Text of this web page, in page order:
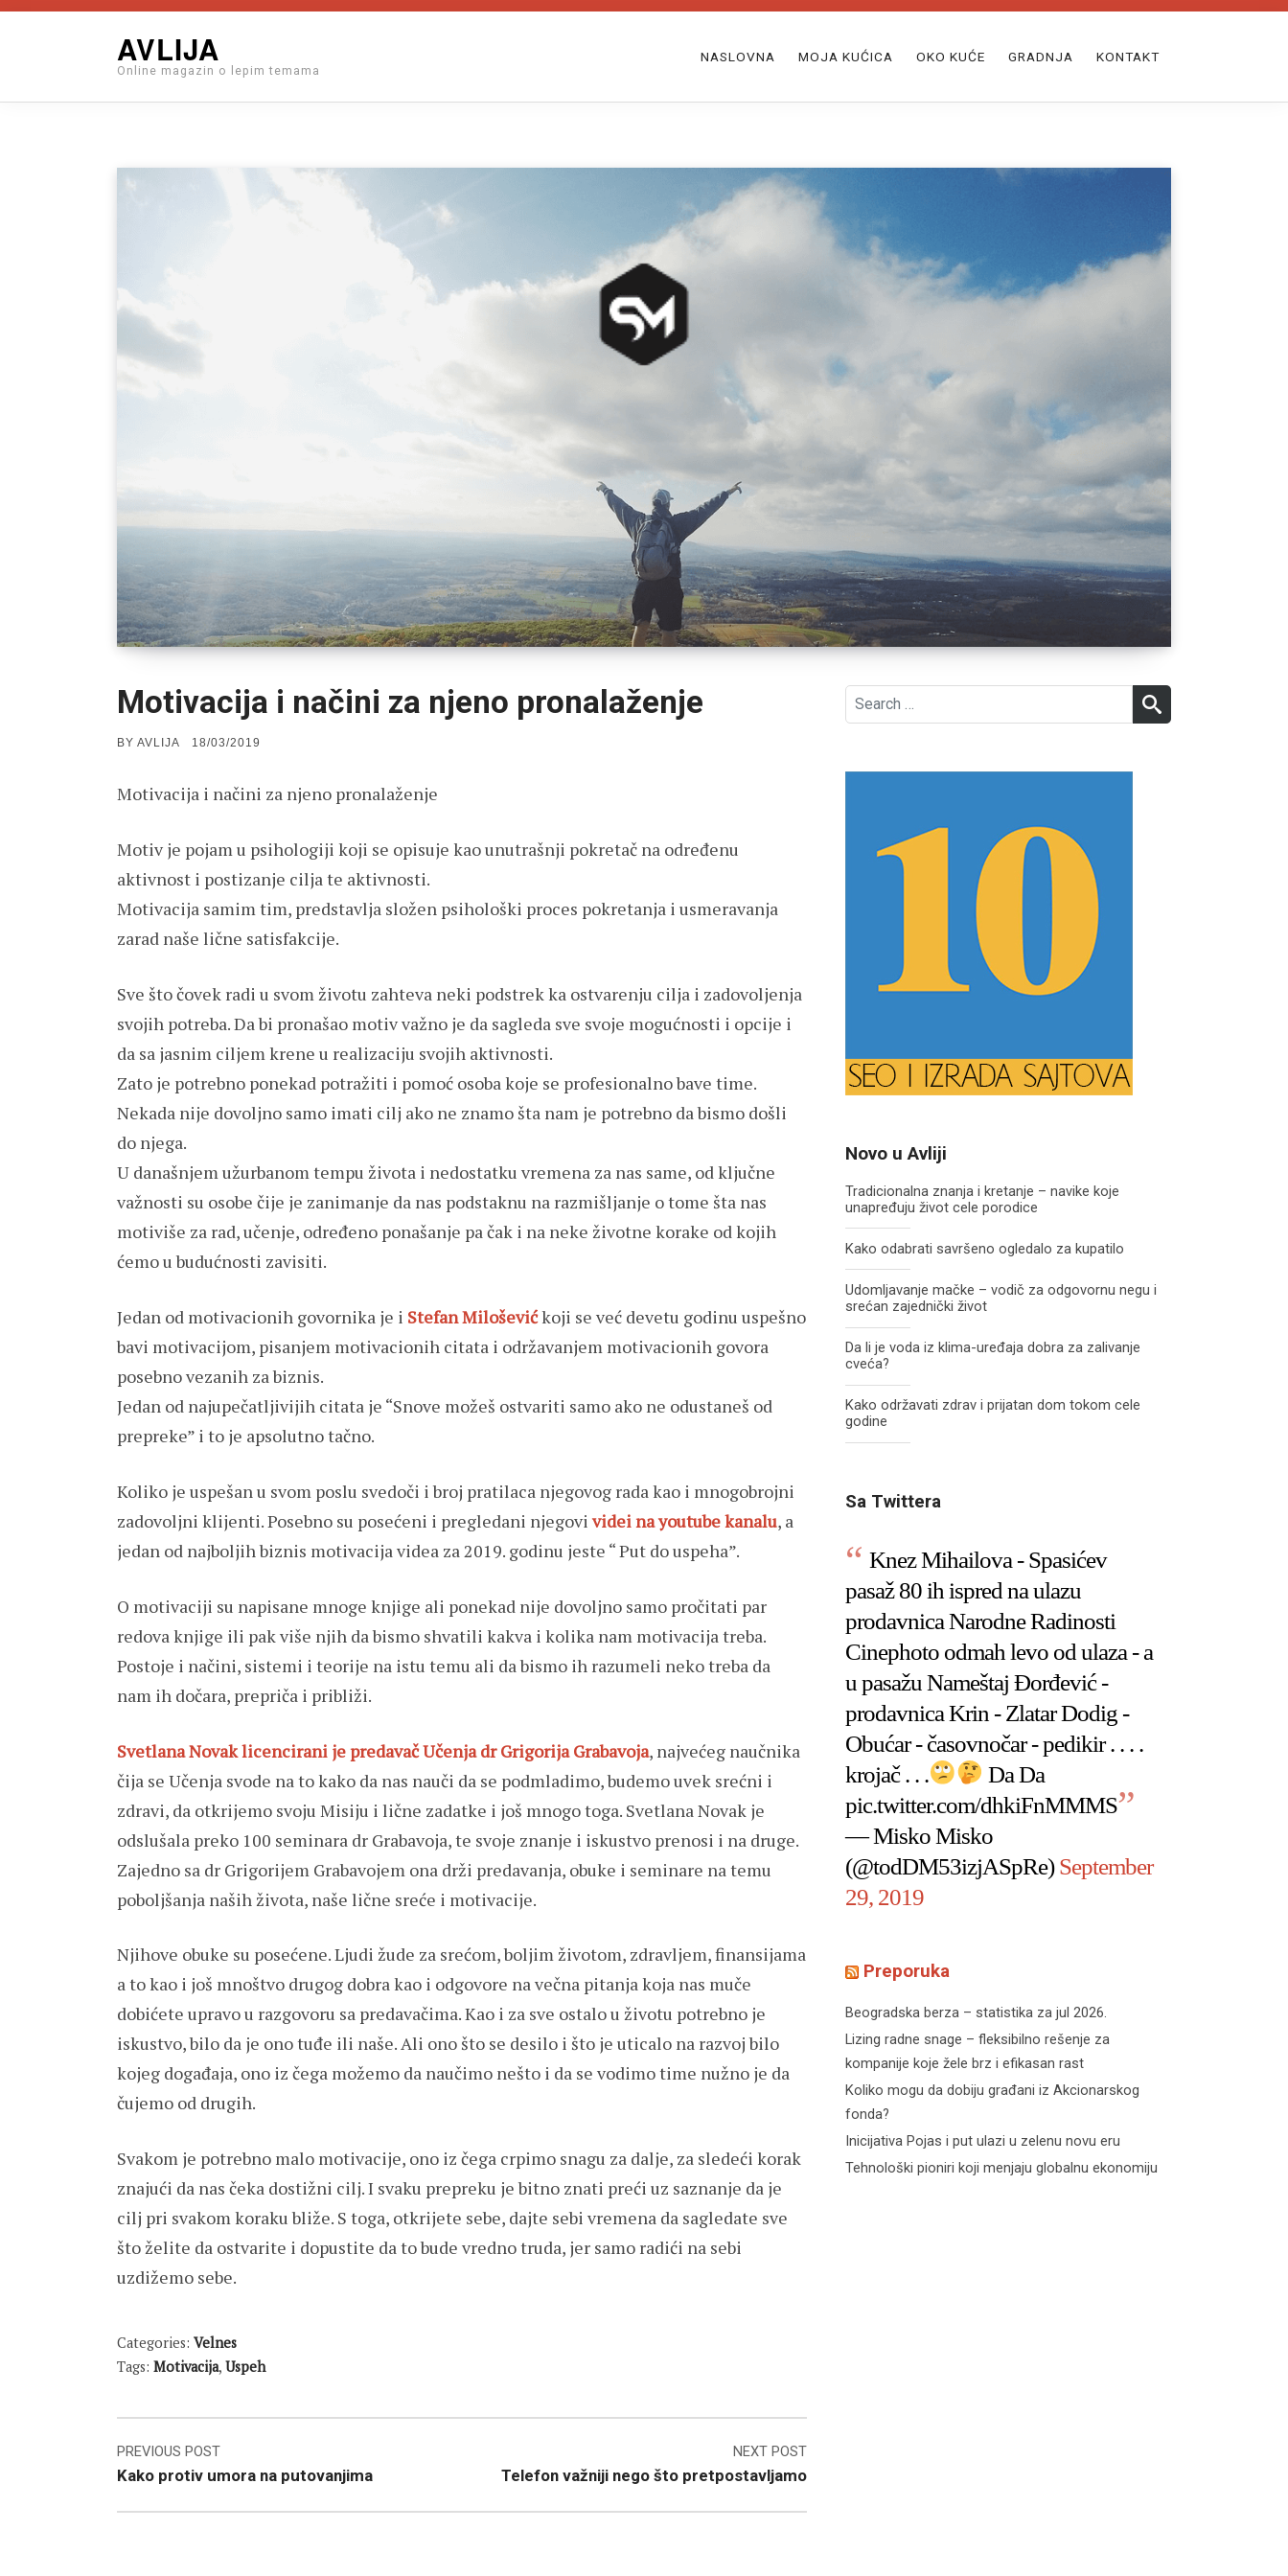
AVLIJA
Online magazin o lepim temama
NASLOVNA MOJA KUĆICA OKO KUĆE GRADNJA KONTAKT
Motivacija i načini za njeno pronalaženje
BY AVLIJA
POSTED
18/03/2019
Motivacija i načini za njeno pronalaženje
Motiv je pojam u psihologiji koji se opisuje kao unutrašnji pokretač na određenu
aktivnost i postizanje cilja te aktivnosti.
Motivacija samim tim, predstavlja složen psihološki proces pokretanja i usmeravanja
zarad naše lične satisfakcije.
Sve što čovek radi u svom životu zahteva neki podstrek ka ostvarenju cilja i zadovoljenja
svojih potreba. Da bi pronašao motiv važno je da sagleda sve svoje mogućnosti i opcije i
da sa jasnim ciljem krene u realizaciju svojih aktivnosti.
Zato je potrebno ponekad potražiti i pomoć osoba koje se profesionalno bave time.
Nekada nije dovoljno samo imati cilj ako ne znamo šta nam je potrebno da bismo došli
do njega.
U današnjem užurbanom tempu života i nedostatku vremena za nas same, od ključne
važnosti su osobe čije je zanimanje da nas podstaknu na razmišljanje o tome šta nas
motiviše za rad, učenje, određeno ponašanje pa čak i na neke životne korake od kojih
ćemo u budućnosti zavisiti.
Jedan od motivacionih govornika je i Stefan Miloševićkoji se već devetu godinu uspešno
bavi motivacijom, pisanjem motivacionih citata i održavanjem motivacionih govora
posebno vezanih za biznis.
Jedan od najupečatljivijih citata je “Snove možeš ostvariti samo ako ne odustaneš od
prepreke” i to je apsolutno tačno.
Koliko je uspešan u svom poslu svedoči i broj pratilaca njegovog rada kao i mnogobrojni
zadovoljni klijenti. Posebno su posećeni i pregledani njegovividei na youtube kanalu, a
jedan od najboljih biznis motivacija videa za 2019. godinu jeste “ Put do uspeha”.
O motivaciji su napisane mnoge knjige ali ponekad nije dovoljno samo pročitati par
redova knjige ili pak više njih da bismo shvatili kakva i kolika nam motivacija treba.
Postoje i načini, sistemi i teorije na istu temu ali da bismo ih razumeli neko treba da
nam ih dočara, prepriča i približi.
Svetlana Novak licencirani je predavač Učenja dr Grigorija Grabavoja, najvećeg naučnika
čija se Učenja svode na to kako da nas nauči da se podmladimo, budemo uvek srećni i
zdravi, da otkrijemo svoju Misiju i lične zadatke i još mnogo toga. Svetlana Novak je
odslušala preko 100 seminara dr Grabavoja, te svoje znanje i iskustvo prenosi i na druge.
Zajedno sa dr Grigorijem Grabavojem ona drži predavanja, obuke i seminare na temu
poboljšanja naših života, naše lične sreće i motivacije.
Njihove obuke su posećene. Ljudi žude za srećom, boljim životom, zdravljem, finansijama
a to kao i još mnoštvo drugog dobra kao i odgovore na večna pitanja koja nas muče
dobićete upravo u razgovoru sa predavačima. Kao i za sve ostalo u životu potrebno je
iskustvo, bilo da je ono tuđe ili naše. Ali ono što se desilo i što je uticalo na razvoj bilo
kojeg događaja, ono iz čega možemo da naučimo nešto i da se vodimo time nužno je da
čujemo od drugih.
Svakom je potrebno malo motivacije, ono iz čega crpimo snagu za dalje, za sledeći korak
znajući da nas čeka dostižni cilj. I svaku prepreku je bitno znati preći uz saznanje da je
cilj pri svakom koraku bliže. S toga, otkrijete sebe, dajte sebi vremena da sagledate sve
što želite da ostvarite i dopustite da to bude vredno truda, jer samo radići na sebi
uzdižemo sebe.
Categories: Velnes
Tags: Motivacija, Uspeh
Post
navigation
PREVIOUS POST
Kako protiv umora na putovanjima
NEXT POST
Telefon važniji nego što pretpostavljamo
Search
for:
Novo u Avliji
Tradicionalna znanja i kretanje – navike koje
unapređuju život cele porodice
Kako odabrati savršeno ogledalo za kupatilo
Udomljavanje mačke – vodič za odgovornu negu i
srećan zajednički život
Da li je voda iz klima-uređaja dobra za zalivanje
cveća?
Kako održavati zdrav i prijatan dom tokom cele
godine
Sa Twittera
Knez Mihailova - Spasićev
pasaž 80 ih ispred na ulazu
prodavnica Narodne Radinosti
Cinephoto odmah levo od ulaza - a
u pasažu Nameštaj Đorđević -
prodavnica Krin - Zlatar Dodig -
Obućar - časovnočar - pedikir . . . .
krojač . . .
Da Da
pic.twitter.com/dhkiFnMMMS
— Misko Misko
(@todDM53izjASpRe)September
29, 2019
Preporuka
Beogradska berza – statistika za jul 2026.
Lizing radne snage – fleksibilno rešenje za
kompanije koje žele brz i efikasan rast
Koliko mogu da dobiju građani iz Akcionarskog
fonda?
Inicijativa Pojas i put ulazi u zelenu novu eru
Tehnološki pioniri koji menjaju globalnu ekonomiju